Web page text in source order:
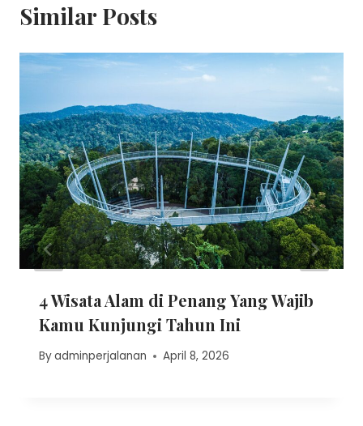
Similar Posts
4 Wisata Alam di Penang Yang Wajib
Kamu Kunjungi Tahun Ini
Byadminperjalanan April 8, 2026